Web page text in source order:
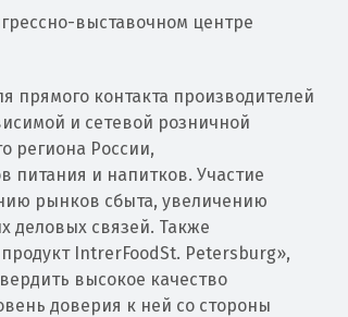
выставочном центре
прямого контакта производителей
и сетевой розничной
региона России,
питания и напитков. Участие
рынков сбыта, увеличению
деловых связей. Также
IntrerFoodSt. Petersburg»,
высокое качество
доверия к ней со стороны